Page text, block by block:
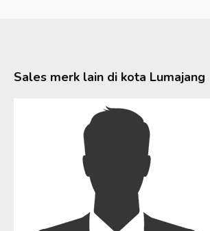
Sales merk lain di kota Lumajang